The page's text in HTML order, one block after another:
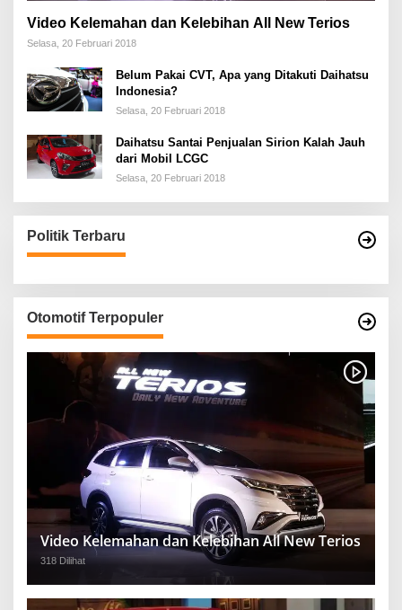
Video Kelemahan dan Kelebihan All New Terios
Selasa, 20 Februari 2018
Belum Pakai CVT, Apa yang Ditakuti Daihatsu
Indonesia?
Selasa, 20 Februari 2018
Daihatsu Santai Penjualan Sirion Kalah Jauh
dari Mobil LCGC
Selasa, 20 Februari 2018
Politik Terbaru
Otomotif Terpopuler
Video Kelemahan dan Kelebihan All New Terios
318 Dilihat